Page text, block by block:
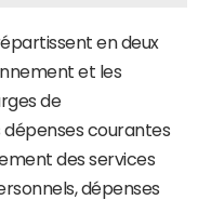
en deux
et les
de
courantes
des services
dépenses